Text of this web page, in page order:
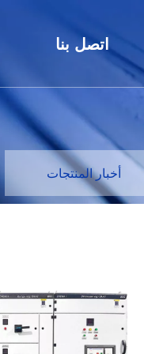
اتصل بنا
أخبار المنتجات